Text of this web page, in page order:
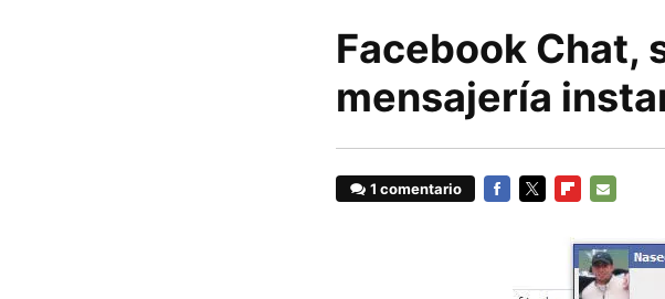
Facebook Chat,
mensajería
1 comentario
MAIL